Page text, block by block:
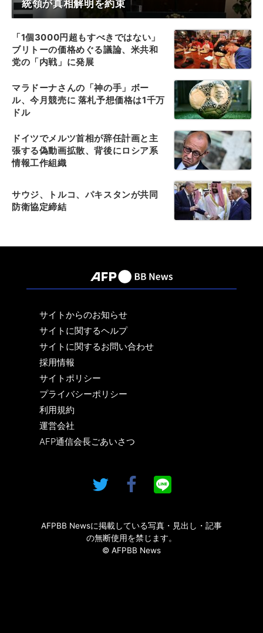
統領が真相解明を約束
「1個3000円超もすべきではない」
ブリトーの価格めぐる議論、米共和
党の「内戦」に発展
マラドーナさんの「神の手」ボー
ル、今月競売に 落札予想価格は1千万
ドル
ドイツでメルツ首相が辞任計画と主
張する偽動画拡散、背後にロシア系
情報工作組織
サウジ、トルコ、パキスタンが共同
防衛協定締結
サイトからのお知らせ
サイトに関するヘルプ
サイトに関するお問い合わせ
採用情報
サイトポリシー
プライバシーポリシー
利用規約
運営会社
AFP通信会長ごあいさつ
AFPBB Newsに掲載している写真・見出し・記事
の無断使用を禁じます。
© AFPBB News